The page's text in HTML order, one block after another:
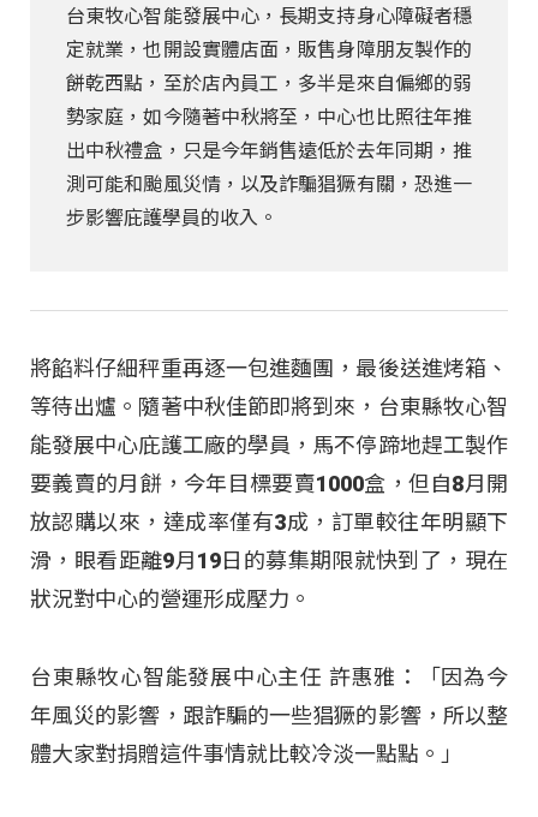
台東牧心智能發展中心，長期支持身心障礙者穩
定就業，也開設實體店面，販售身障朋友製作的
餅乾西點，至於店內員工，多半是來自偏鄉的弱
勢家庭，如今隨著中秋將至，中心也比照往年推
出中秋禮盒，只是今年銷售遠低於去年同期，推
測可能和颱風災情，以及詐騙猖獗有關，恐進一
步影響庇護學員的收入。
將餡料仔細秤重再逐一包進麵團，最後送進烤箱、
等待出爐。隨著中秋佳節即將到來，台東縣牧心智
能發展中心庇護工廠的學員，馬不停蹄地趕工製作
要義賣的月餅，今年目標要賣1000盒，但自8月開
放認購以來，達成率僅有3成，訂單較往年明顯下
滑，眼看距離9月19日的募集期限就快到了，現在
狀況對中心的營運形成壓力。
台東縣牧心智能發展中心主任 許惠雅：「因為今
年風災的影響，跟詐騙的一些猖獗的影響，所以整
體大家對捐贈這件事情就比較冷淡一點點。」